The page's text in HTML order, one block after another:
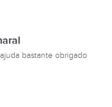
bastante obrigado